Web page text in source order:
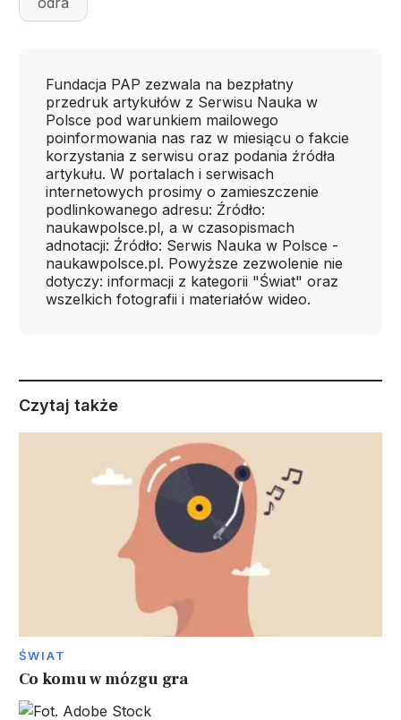
Fundacja PAP zezwala na bezpłatny
przedruk artykułów z Serwisu Nauka w
Polsce pod warunkiem mailowego
poinformowania nas raz w miesiącu o fakcie
korzystania z serwisu oraz podania źródła
artykułu. W portalach i serwisach
internetowych prosimy o zamieszczenie
podlinkowanego adresu: Źródło:
naukawpolsce.pl, a w czasopismach
adnotacji: Źródło: Serwis Nauka w Polsce -
naukawpolsce.pl. Powyższe zezwolenie nie
dotyczy: informacji z kategorii "Świat" oraz
wszelkich fotografii i materiałów wideo.
Czytaj także
ŚWIAT
Co komu w mózgu gra